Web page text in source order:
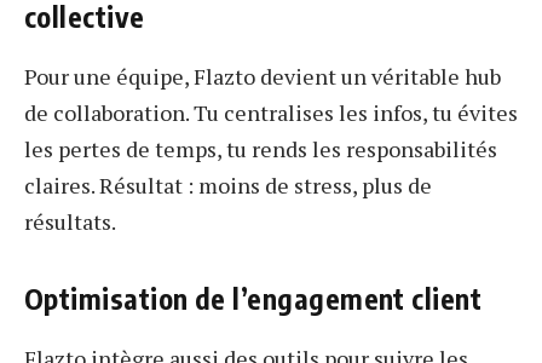
collective
Pour une équipe, Flazto devient un véritable hub
de collaboration. Tu centralises les infos, tu évites
les pertes de temps, tu rends les responsabilités
claires. Résultat : moins de stress, plus de
résultats.
Optimisation de l’engagement client